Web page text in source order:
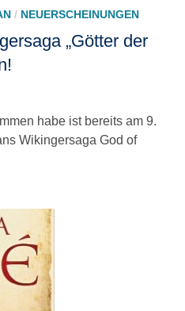
/ NEUERSCHEINUNGEN
„Götter der
habe ist bereits am 9.
Wikingersaga God of